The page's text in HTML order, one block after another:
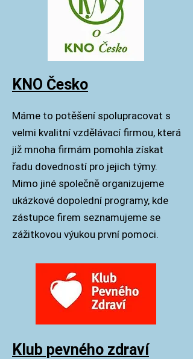
KNO Česko
Máme to potěšení spolupracovat s
velmi kvalitní vzdělávací firmou, která
již mnoha firmám pomohla získat
řadu dovedností pro jejich týmy.
Mimo jiné společně organizujeme
ukázkové dopolední programy, kde
zástupce firem seznamujeme se
zážitkovou výukou první pomoci.
Klub pevného zdraví